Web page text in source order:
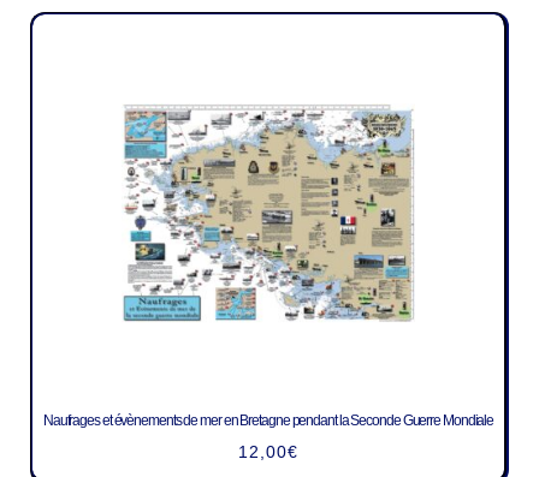
Naufrages et évènements de mer en Bretagne pendant la Seconde Guerre Mondiale
12,00€